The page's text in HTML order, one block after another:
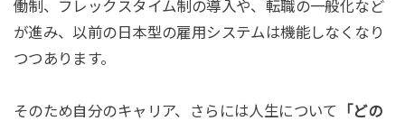
働制、フレックスタイム制の導入や、転職の一般化など
が進み、以前の日本型の雇用システムは機能しなくなり
つつあります。
そのため自分のキャリア、さらには人生について
「どの